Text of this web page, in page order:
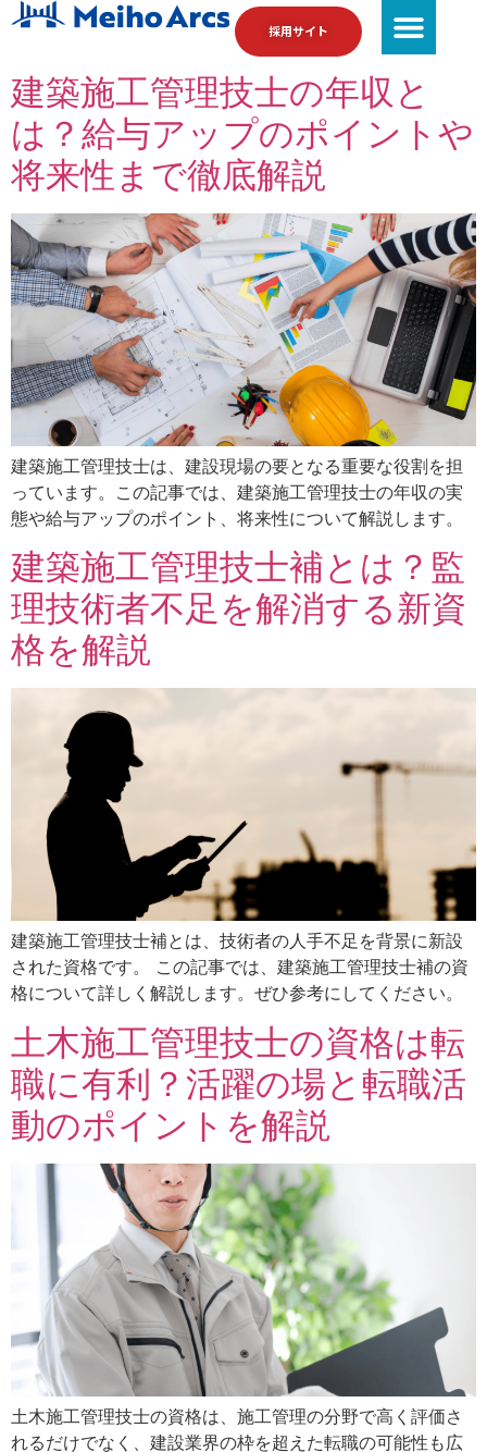
採用サイト
建築施工管理技士の年収と
は？給与アップのポイントや
将来性まで徹底解説
建築施工管理技士は、建設現場の要となる重要な役割を担
っています。この記事では、建築施工管理技士の年収の実
態や給与アップのポイント、将来性について解説します。
建築施工管理技士補とは？監
理技術者不足を解消する新資
格を解説
建築施工管理技士補とは、技術者の人手不足を背景に新設
された資格です。 この記事では、建築施工管理技士補の資
格について詳しく解説します。ぜひ参考にしてください。
土木施工管理技士の資格は転
職に有利？活躍の場と転職活
動のポイントを解説
土木施工管理技士の資格は、施工管理の分野で高く評価さ
れるだけでなく、建設業界の枠を超えた転職の可能性も広